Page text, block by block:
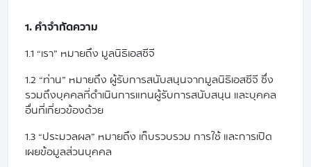
1. คำจำกัดความ
1.1 “เรา” หมายถึง มูลนิธิเอสซีจี
1.2 “ท่าน” หมายถึง ผู้รับการสนับสนุนจากมูลนิธิเอสซีจี ซึ่ง
รวมถึงบุคคลที่ดำเนินการแทนผู้รับการสนับสนุน และบุคคล
อื่นที่เกี่ยวข้องด้วย
1.3 “ประมวลผล” หมายถึง เก็บรวบรวม การใช้ และการเปิด
เผยข้อมูลส่วนบุคคล